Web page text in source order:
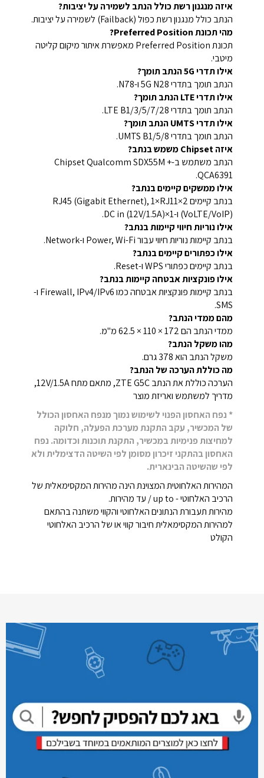
איזה מנגנון רשת כולל הנתב לשמירה על יציבות?
הנתב כולל מנגנון רשת כפול (Failback) לשמירה על יציבות.
מהי תכונת Preferred Position?
תכונת Preferred Position מאפשרת איתור מיקום קליטה
מיטבי.
אילו תדרי 5G הנתב תומך?
הנתב תומך בתדרי 5G N28 ו-N78.
אילו תדרי LTE הנתב תומך?
הנתב תומך בתדרי LTE B1/3/5/7/28.
אילו תדרי UMTS הנתב תומך?
הנתב תומך בתדרי UMTS B1/5/8.
איזה Chipset משמש בנתב?
הנתב משתמש ב-Chipset Qualcomm SDX55M +
QCA6391.
אילו ממשקים קיימים בנתב?
בנתב קיימים 2×RJ45 (Gigabit Ethernet), 1×RJ11
(VoLTE/VoIP) ו-1×DC in (12V/1.5A).
אילו נוריות חיווי קיימות בנתב?
בנתב קיימות נוריות חיווי עבור Power, Wi-Fi ו-Network.
אילו כפתורים קיימים בנתב?
בנתב קיימים כפתורי WPS ו-Reset.
אילו פונקציות אבטחה קיימות בנתב?
בנתב קיימות פונקציות אבטחה כמו Firewall, IPv4/IPv6 ו-
SMS.
מהם ממדי הנתב?
ממדי הנתב הם 172 × 110 × 62.5 מ"מ.
מהו משקל הנתב?
משקל הנתב הוא 378 גרם.
מה כוללת הערכה של הנתב?
הערכה כוללת את הנתב ZTE G5C, מתאם מתח 12V/1.5A,
מדריך למשתמש ואריזת מוצר
* נפח האחסון הפנוי לשימוש נמוך מנפח האחסון הכולל
של המכשיר, עקב התקנת מערכת הפעלה, חלוקה
למחיצות פנימיות במכשיר, התקנת תוכנות וכדומה. נפח
האחסון בהתקני זיכרון מסומן לפי השיטה הדצימלית ולא
לפי שהשיטה הבינארית.
המהירות האלחוטית המצוינת הינה מהירות המקסימאלית של
הרכיב האלחוטי - up to / עד מהירות.
מהירות תעבורת הנתונים האלחוטי והקווי משתנה בהתאם
למהירות המקסימאלית חיבור קווי או של הרכיב האלחוטי
הקולט